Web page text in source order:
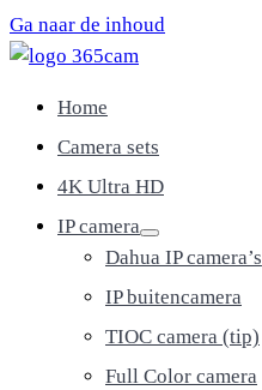
Ga naar de inhoud
Home
Camera sets
4K Ultra HD
IP camera
Dahua IP camera’s
IP buitencamera
TIOC camera (tip)
Full Color camera